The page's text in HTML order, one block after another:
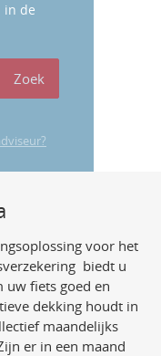
in de
Zoek
voor het
biedt u
uw fiets goed en
dekking houdt in
maandelijks
er in een maand